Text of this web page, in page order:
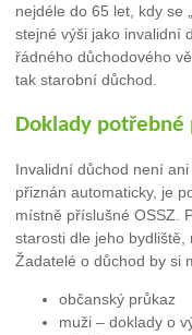
nejdéle do 65 let, kdy se
stejné výši jako invalidní
řádného důchodového
tak starobní důchod.
Doklady potřebné
Invalidní důchod není
přiznán automaticky, je
místně příslušné OSSZ.
starosti dle jeho
Žadatelé o důchod by si
občanský průkaz
muži – doklady o